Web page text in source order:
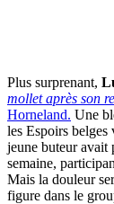
Plus surprenant,
mollet après son
Horneland. Une
les Espoirs
jeune buteur avait
semaine,
Mais la douleur
figure dans le